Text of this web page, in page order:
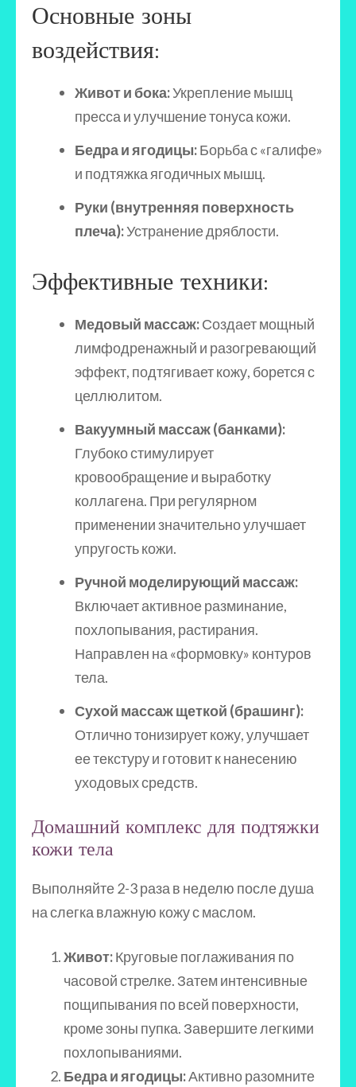
Основные зоны
воздействия:
Живот и бока:Укрепление мышц
пресса и улучшение тонуса кожи.
Бедра и ягодицы:Борьба с «галифе»
и подтяжка ягодичных мышц.
Руки (внутренняя поверхность
плеча):Устранение дряблости.
Эффективные техники:
Медовый массаж:Создает мощный
лимфодренажный и разогревающий
эффект, подтягивает кожу, борется с
целлюлитом.
Вакуумный массаж (банками):
Глубоко стимулирует
кровообращение и выработку
коллагена. При регулярном
применении значительно улучшает
упругость кожи.
Ручной моделирующий массаж:
Включает активное разминание,
похлопывания, растирания.
Направлен на «формовку» контуров
тела.
Сухой массаж щеткой (брашинг):
Отлично тонизирует кожу, улучшает
ее текстуру и готовит к нанесению
уходовых средств.
Домашний комплекс для подтяжки
кожи тела
Выполняйте 2-3 раза в неделю после душа
на слегка влажную кожу с маслом.
Живот:Круговые поглаживания по
часовой стрелке. Затем интенсивные
пощипывания по всей поверхности,
кроме зоны пупка. Завершите легкими
похлопываниями.
Бедра и ягодицы:Активно разомните